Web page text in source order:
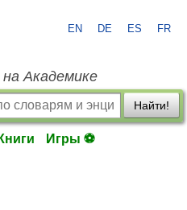
EN DE ES FR
Академике
Найти!
Книги Игры ⚽